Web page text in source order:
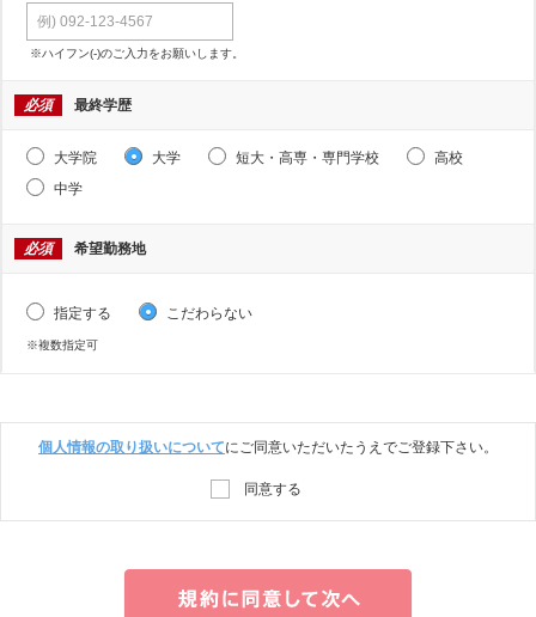
※ハイフン(-)のご入力をお願いします。
必須 最終学歴
大学院 大学 短大・高専・専門学校
高校
中学
必須 希望勤務地
指定する こだわらない
※複数指定可
個人情報の取り扱いについてにご同意いただいたうえでご登録下さい。
同意する